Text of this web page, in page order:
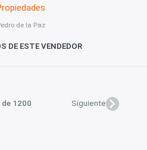
de la Paz
DE ESTE VENDEDOR
de 1200 Siguiente